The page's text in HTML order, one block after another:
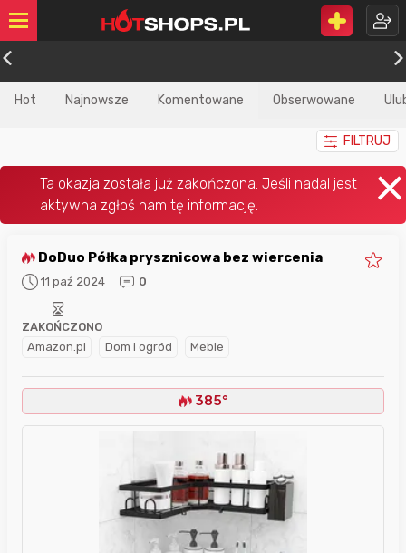
Hot Najnowsze Komentowane Obserwowane
FILTRUJ
DoDuo Półka prysznicowa bez wiercenia
11 paź 2024 0
Amazon.pl Dom i ogród Meble
ZAKOŃCZONO
385°